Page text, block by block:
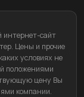
сайт
Цены и прочие
условиях не
положениями
цену Вы
компании.